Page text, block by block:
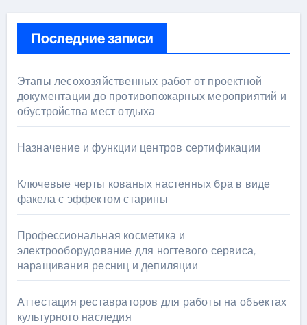
Последние записи
Этапы лесохозяйственных работ от проектной
документации до противопожарных мероприятий и
обустройства мест отдыха
Назначение и функции центров сертификации
Ключевые черты кованых настенных бра в виде
факела с эффектом старины
Профессиональная косметика и
электрооборудование для ногтевого сервиса,
наращивания ресниц и депиляции
Аттестация реставраторов для работы на объектах
культурного наследия